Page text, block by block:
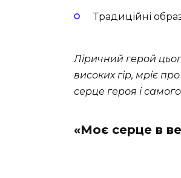
Традиційні
Ліричний герой
високих гір, мріє
серце героя і
«Моє серце в